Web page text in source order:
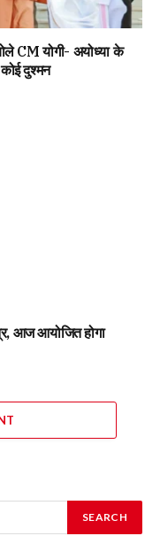
CM योगी- अयोध्या के
दुश्मन
आज आयोजित होगा